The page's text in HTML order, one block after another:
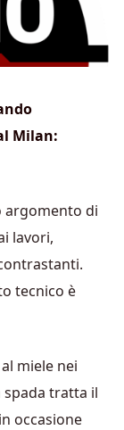
Milan:
argomento di
lavori,
tecnico è
miele nei
tratta il
occasione